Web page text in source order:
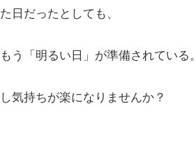
日だったとしても、
う「明るい日」が準備されている。
気持ちが楽になりませんか？